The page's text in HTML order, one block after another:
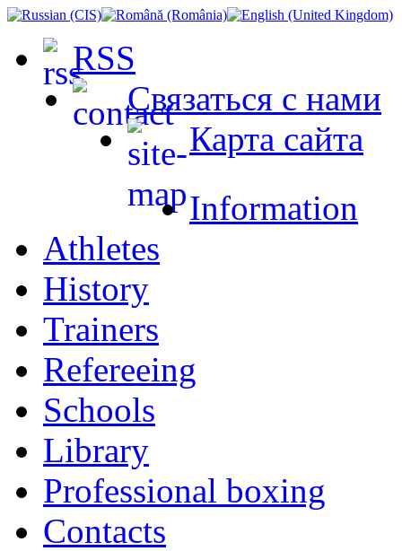
RSS
Связаться с нами
Карта сайта
Information
Athletes
History
Trainers
Refereeing
Schools
Library
Professional boxing
Contacts